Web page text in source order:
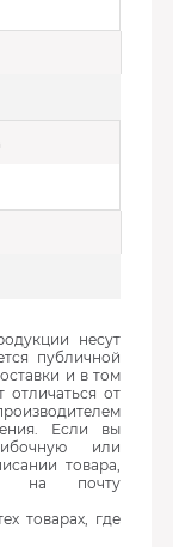
несут
публичной
и в том
от
Если вы
или
товара,
на почту
товарах, где